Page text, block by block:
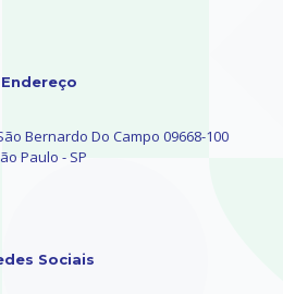
Endereço
Bernardo Do Campo 09668-100
Paulo - SP
Sociais